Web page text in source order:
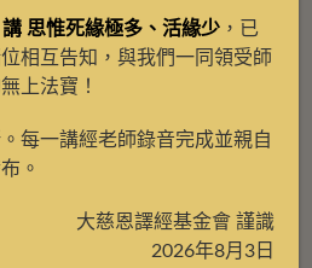
藏經 > 第3頁
講 思惟死緣極多、活緣少 ，已
相互告知，與我們一同領受師
上法寶！
每一講經老師錄音完成並親自
。
大慈恩譯經基金會 謹識
2026年8月3日